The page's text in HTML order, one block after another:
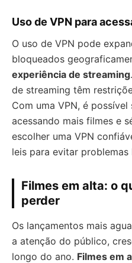
Uso de VPN para
O uso de VPN pode
bloqueados
experiência de streaming
de streaming têm
Com uma VPN, é
acessando mais filmes e
escolher uma VPN
leis para evitar problemas
Filmes em alta: o
perder
Os lançamentos mais
a atenção do público,
longo do ano. Filmes em